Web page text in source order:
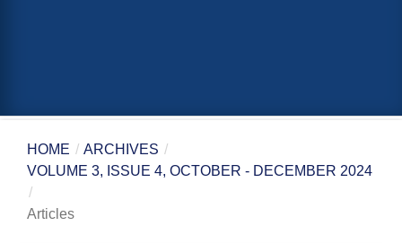
HOME / ARCHIVES /
VOLUME 3, ISSUE 4, OCTOBER - DECEMBER 2024
/
Articles